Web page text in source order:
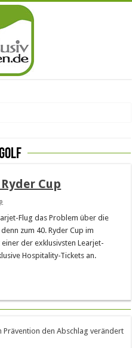
Cup
Flug das Problem über die
zum 40. Ryder Cup im
der exklusivsten Learjet-
Hospitality-Tickets an.
den Abschlag verändert